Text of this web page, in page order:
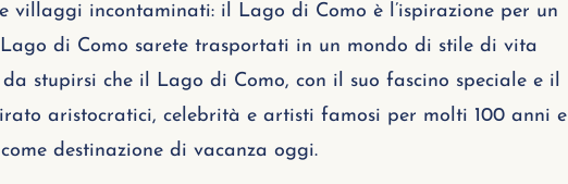
incontaminati: il Lago di Como è l’ispirazione per un
di Como sarete trasportati in un mondo di stile di vita
stupirsi che il Lago di Como, con il suo fascino speciale e il
aristocratici, celebrità e artisti famosi per molti 100 anni e
destinazione di vacanza oggi.